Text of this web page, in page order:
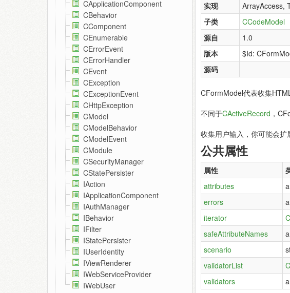
CApplicationComponent
CBehavior
CComponent
CEnumerable
CErrorEvent
CErrorHandler
CEvent
CException
CExceptionEvent
CHttpException
CModel
CModelBehavior
CModelEvent
CModule
CSecurityManager
CStatePersister
IAction
IApplicationComponent
IAuthManager
IBehavior
IFilter
IStatePersister
IUserIdentity
IViewRenderer
IWebServiceProvider
IWebUser
实现
ArrayAccess,
子类
CCodeModel
源自
1.0
版本
$Id:
源码
CFormModel代表收集
不同于CActiveRecord ，
收集用户输入，你可能会
公共属性
属性
attributes
errors
iterator
safeAttributeNames
scenario
validatorList
validators